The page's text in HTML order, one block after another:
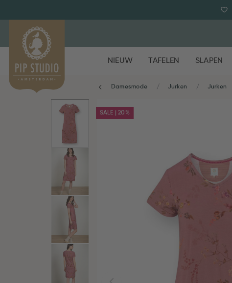
NIEUW TAFELEN SLAPEN
Damesmode Jurken Jurken
SALE | 20%